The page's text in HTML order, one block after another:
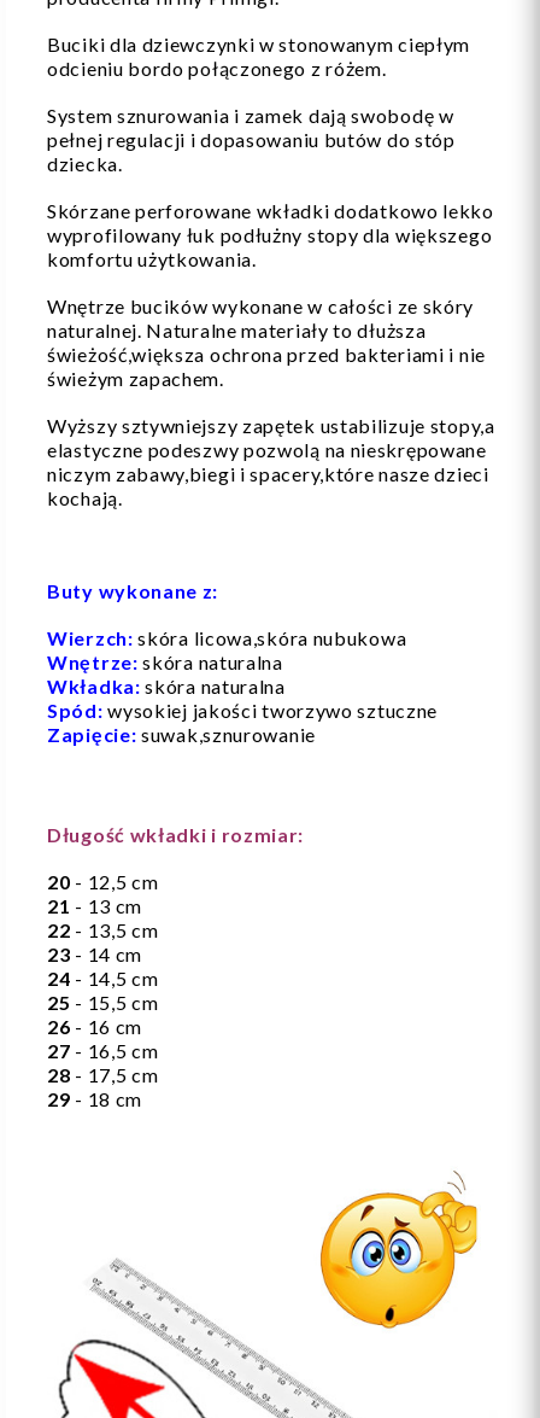
Buciki dla dziewczynki w stonowanym ciepłym
odcieniu bordo połączonego z różem.
System sznurowania i zamek dają swobodę w
pełnej regulacji i dopasowaniu butów do stóp
dziecka.
Skórzane perforowane wkładki dodatkowo lekko
wyprofilowany łuk podłużny stopy dla większego
komfortu użytkowania.
Wnętrze bucików wykonane w całości ze skóry
naturalnej. Naturalne materiały to dłuższa
świeżość,większa ochrona przed bakteriami i nie
świeżym zapachem.
Wyższy sztywniejszy zapętek ustabilizuje stopy,a
elastyczne podeszwy pozwolą na nieskrępowane
niczym zabawy,biegi i spacery,które nasze dzieci
kochają.
Buty wykonane z:
Wierzch: skóra licowa,skóra nubukowa
Wnętrze: skóra naturalna
Wkładka: skóra naturalna
Spód:wysokiej jakości tworzywo sztuczne
Zapięcie: suwak,sznurowanie
Długość wkładki i rozmiar:
20 - 12,5 cm
21 - 13 cm
22 - 13,5 cm
23 - 14 cm
24 - 14,5 cm
25 - 15,5 cm
26 - 16 cm
27 - 16,5 cm
28 - 17,5 cm
29 - 18 cm